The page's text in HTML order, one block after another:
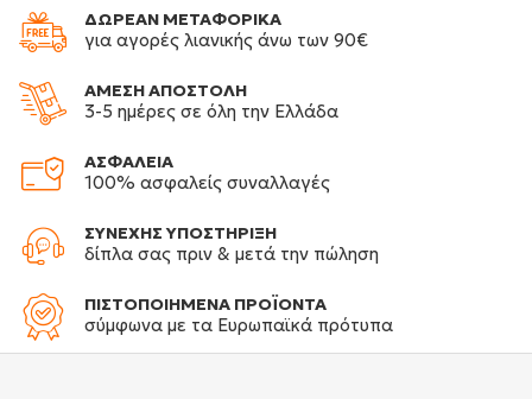
ΔΩΡΕΑΝ ΜΕΤΑΦΟΡΙΚΑ
για αγορές λιανικής άνω των 90€
ΑΜΕΣΗ ΑΠΟΣΤΟΛΗ
3-5 ημέρες σε όλη την Ελλάδα
ΑΣΦΑΛΕΙΑ
100% ασφαλείς συναλλαγές
ΣΥΝΕΧΗΣ ΥΠΟΣΤΗΡΙΞΗ
δίπλα σας πριν & μετά την πώληση
ΠΙΣΤΟΠΟΙΗΜΕΝΑ ΠΡΟΪΟΝΤΑ
σύμφωνα με τα Ευρωπαϊκά πρότυπα